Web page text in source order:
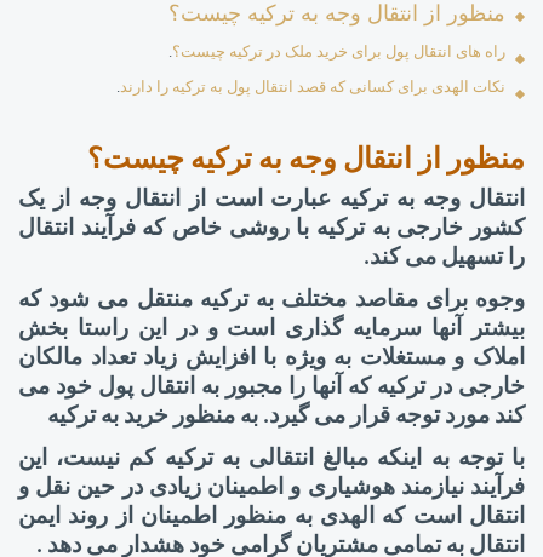
منظور از انتقال وجه به ترکیه چیست؟
راه های انتقال پول برای خرید ملک در ترکیه چیست؟.
نکات الهدی برای کسانی که قصد انتقال پول به ترکیه را دارند.
منظور از انتقال وجه به ترکیه چیست؟
انتقال وجه به ترکیه عبارت است از انتقال وجه از یک
کشور خارجی به ترکیه با روشی خاص که فرآیند انتقال
را تسهیل می کند.
وجوه برای مقاصد مختلف به ترکیه منتقل می شود که
بیشتر آنها سرمایه گذاری است و در این راستا بخش
املاک و مستغلات به ویژه با افزایش زیاد تعداد مالکان
خارجی در ترکیه که آنها را مجبور به انتقال پول خود می
کند مورد توجه قرار می گیرد. به منظور خرید به ترکیه
با توجه به
اینکه مبالغ انتقالی به ترکیه کم نیست، این
فرآیند نیازمند هوشیاری و اطمینان زیادی در حین نقل و
انتقال است که الهدی به منظور اطمینان از روند ایمن
انتقال به تمامی مشتریان گرامی خود هشدار می دهد .